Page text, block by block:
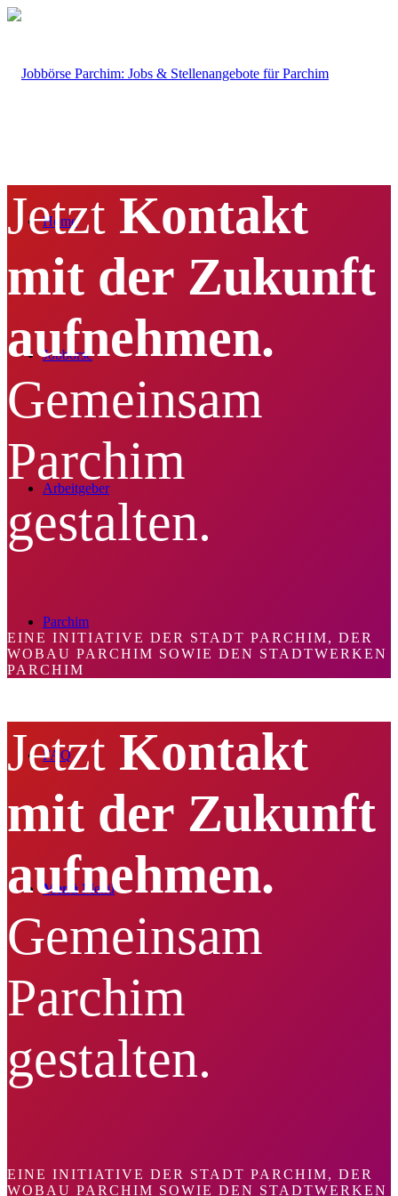
Home
Jobbörse
Arbeitgeber
Parchim
FAQ
Menü Menü
Jetzt Kontakt
mit der Zukunft
aufnehmen.
Gemeinsam
Parchim
gestalten.
EINE INITIATIVE DER STADT PARCHIM, DER
WOBAU PARCHIM SOWIE DEN STADTWERKEN
PARCHIM
Jetzt Kontakt
mit der Zukunft
aufnehmen.
Gemeinsam
Parchim
gestalten.
EINE INITIATIVE DER STADT PARCHIM, DER
WOBAU PARCHIM SOWIE DEN STADTWERKEN